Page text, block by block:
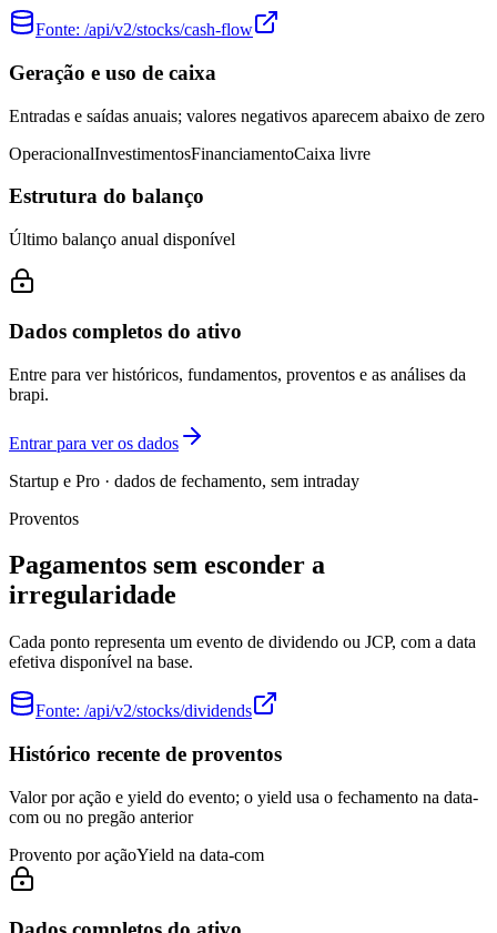
Fonte: /api/v2/stocks/cash-flow
Geração e uso de caixa
Entradas e saídas anuais; valores negativos aparecem abaixo de zero
OperacionalInvestimentosFinanciamentoCaixa livre
Estrutura do balanço
Último balanço anual disponível
Dados completos do ativo
Entre para ver históricos, fundamentos, proventos e as análises da
brapi.
Entrar para ver os dados
Startup e Pro · dados de fechamento, sem intraday
Proventos
Pagamentos sem esconder a
irregularidade
Cada ponto representa um evento de dividendo ou JCP, com a data
efetiva disponível na base.
Fonte: /api/v2/stocks/dividends
Histórico recente de proventos
Valor por ação e yield do evento; o yield usa o fechamento na data-
com ou no pregão anterior
Provento por açãoYield na data-com